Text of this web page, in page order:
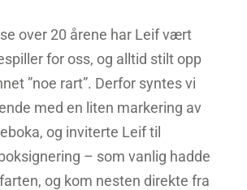
over 20 årene har Leif vært
for oss, og alltid stilt opp
”noe rart”. Derfor syntes vi
med en liten markering av
og inviterte Leif til
– som vanlig hadde
og kom nesten direkte fra